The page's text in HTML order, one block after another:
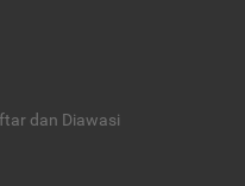
dan Diawasi